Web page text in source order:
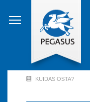
edasi
põhisisu
KUIDAS OSTA?